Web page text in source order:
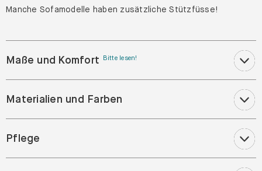
Manche Sofamodelle haben zusätzliche Stützfüsse!
Maße und Komfort Bitte lesen!
Materialien und Farben
Pflege